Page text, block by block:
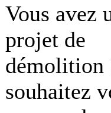
Vous avez
projet de
démolition
souhaitez